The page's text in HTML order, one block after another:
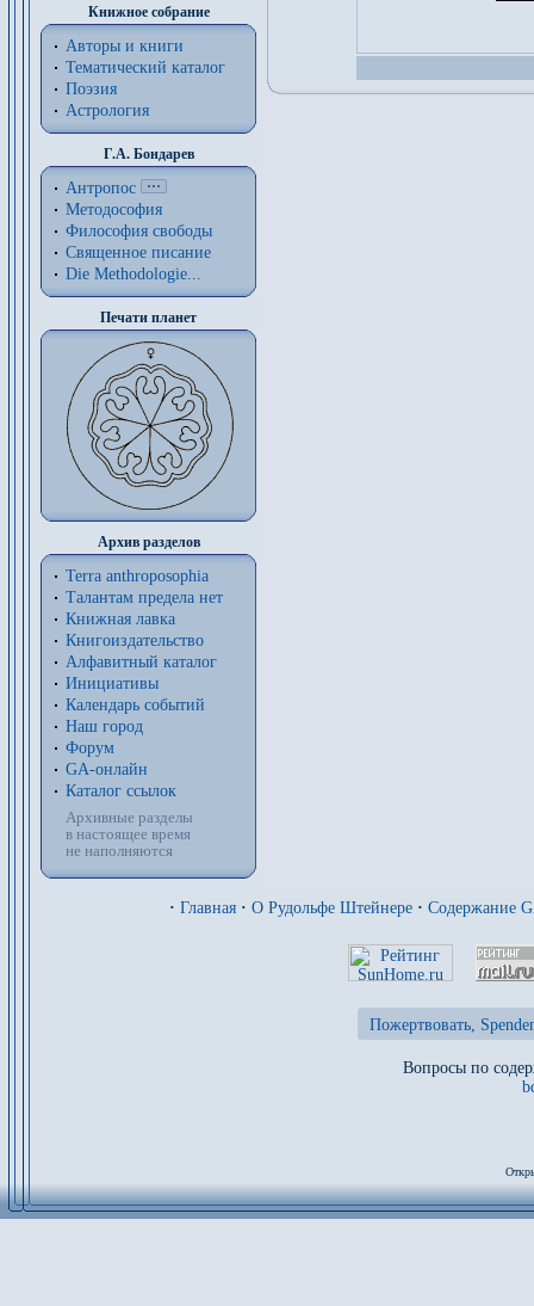
Книжное собрание
Авторы и книги
Тематический каталог
Поэзия
Астрология
Г.А. Бондарев
Антропос
Методософия
Философия cвободы
Священное писание
Die Methodologie...
Печати планет
Архив разделов
Terra anthroposophia
Талантам предела нет
Книжная лавка
Книгоиздательство
Алфавитный каталог
Инициативы
Календарь событий
Наш город
Форум
GA-онлайн
Каталог ссылок
Архивные разделы
в настоящее время
не наполняются
· Главная · О Рудольфе Штейнере · Содержание
Пожертвовать,
Вопросы по